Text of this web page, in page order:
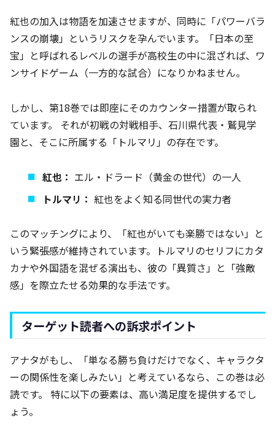
紅也の加入は物語を加速させますが、同時に「パワーバラ
ンスの崩壊」というリスクを孕んでいます。「日本の至
宝」と呼ばれるレベルの選手が高校生の中に混ざれば、ワ
ンサイドゲーム（一方的な試合）になりかねません。
しかし、第18巻では即座にそのカウンター措置が取られ
ています。 それが初戦の対戦相手、石川県代表・鷲見学
園と、そこに所属する「トルマリ」の存在です。
紅也： エル・ドラード（黄金の世代）の一人
トルマリ： 紅也をよく知る同世代の実力者
このマッチングにより、「紅也がいても楽勝ではない」と
いう緊張感が維持されています。トルマリのセリフにカタ
カナや外国語を混ぜる演出も、彼の「異質さ」と「強敵
感」を際立たせる効果的な手法です。
ターゲット読者への訴求ポイント
アナタがもし、「単なる勝ち負けだけでなく、キャラクタ
ーの関係性を楽しみたい」と考えているなら、この巻は必
読です。 特に以下の要素は、高い満足度を提供するでし
ょう。